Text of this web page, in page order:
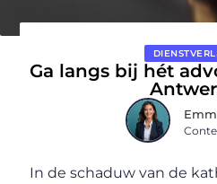
Ga langs bij hét
In de schaduw van de